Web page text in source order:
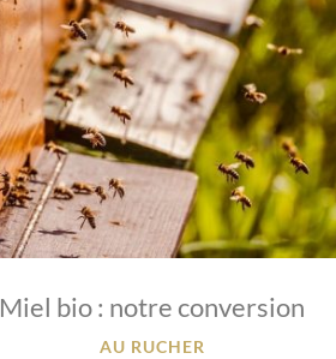
Miel bio : notre conversion
AU RUCHER